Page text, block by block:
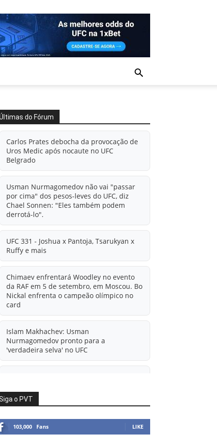
do Fórum
Carlos Prates debocha da provocação de
Uros Medic após nocaute no UFC
Belgrado
Usman Nurmagomedov não vai "passar
por cima" dos pesos-leves do UFC, diz
Chael Sonnen: "Eles também podem
derrotá-lo".
UFC 331 - Joshua x Pantoja, Tsarukyan x
Ruffy e mais
Chimaev enfrentará Woodley no evento
da RAF em 5 de setembro, em Moscou. Bo
Nickal enfrenta o campeão olímpico no
card
Islam Makhachev: Usman
Nurmagomedov pronto para a
'verdadeira selva' no UFC
informações sobre possível mudança
para o UFC após novas negociações.
Islam Makhachev: Há concorrentes
o PVT
103,000 Fans LIKE